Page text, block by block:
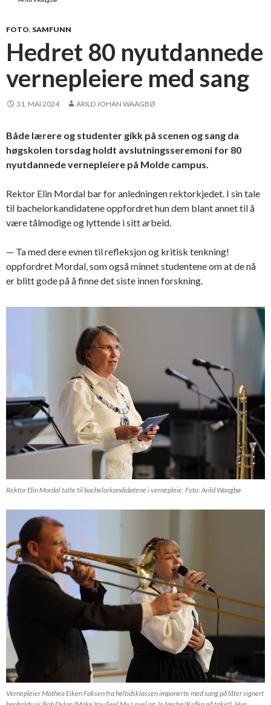
FOTO, SAMFUNN
Hedret 80 nyutdannede
vernepleiere med sang
31. MAI 2024 ARILD JOHAN WAAGBØ
Både lærere og studenter gikk på scenen og sang da
høgskolen torsdag holdt avslutningsseremoni for 80
nyutdannede vernepleiere på Molde campus.
Rektor Elin Mordal bar for anledningen rektorkjedet. I sin tale
til bachelorkandidatene oppfordret hun dem blant annet til å
være tålmodige og lyttende i sitt arbeid.
— Ta med dere evnen til refleksjon og kritisk tenkning!
oppfordret Mordal, som også minnet studentene om at de nå
er blitt gode på å finne det siste innen forskning.
Rektor Elin Mordal talte til bachelorkandidatene i vernepleie. Foto: Arild Waagbø
Vernepleier Mathea Eiken Faksen fra heltidsklassen imponerte med sang på låter signert